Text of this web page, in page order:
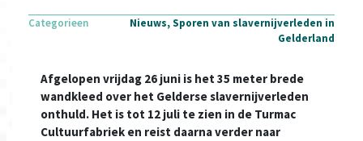
Categorieen
Nieuws, Sporen van slavernijverleden in
Gelderland
Afgelopen vrijdag 26 juni is het 35 meter brede
wandkleed over het Gelderse slavernijverleden
onthuld. Het is tot 12 juli te zien in de Turmac
Cultuurfabriek en reist daarna verder naar